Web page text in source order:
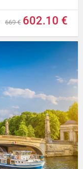
669 € 602.10 €